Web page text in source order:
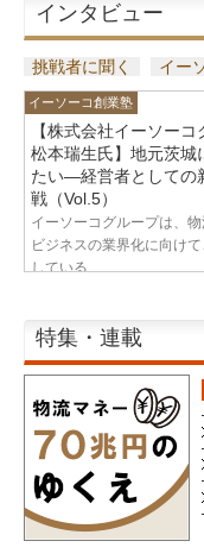
インタビュー
挑戦者に聞く イー
イーソーコ創業塾
【株式会社イーソーコ
松本瑞生氏】地元茨城
たい—経営者としての
戦（Vol.5）
イーソーコグループは、
ビジネスの業界化に向け
している...
特集・連載